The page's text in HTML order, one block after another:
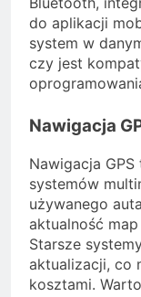
do aplikacji
system w
czy jest
Nawigacja
Nawigacja
systemów
używanego
aktualność
Starsze
aktualizacji, co
kosztami.